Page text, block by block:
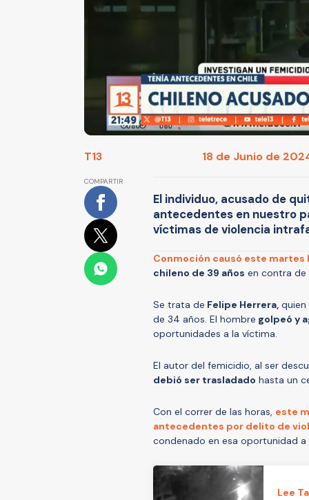
T13 18 de Junio de
COMPARTIR
El individuo, acusado de
antecedentes en nuestro
víctimas de violencia
Conmoción causó este martes
chileno de 39 años en contra
Se trata de Felipe Herrera,
de 34 años. El hombre golpeó y
oportunidades a la víctima.
El autor del femicidio, al ser
debió ser trasladado hasta un
Con el correr de las horas, este
antecedentes por delito de
condenado en esa oportunidad
Lee